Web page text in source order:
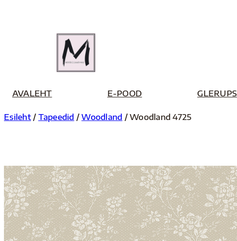
AVALEHT E-POOD GLERUPS
Esileht/ Tapeedid /Woodland / Woodland 4725